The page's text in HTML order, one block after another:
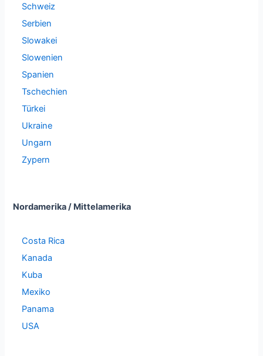
Schweiz
Serbien
Slowakei
Slowenien
Spanien
Tschechien
Türkei
Ukraine
Ungarn
Zypern
Nordamerika / Mittelamerika
Costa Rica
Kanada
Kuba
Mexiko
Panama
USA